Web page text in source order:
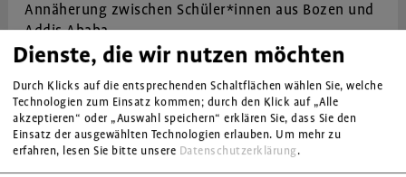
Annäherung zwischen Schüler*innen aus Bozen und
Addis Ababa.
Kolonialismus / Rassismus
Dienste, die wir nutzen möchten
Durch Klicks auf die entsprechenden Schaltflächen wählen Sie, welche
Technologien zum Einsatz kommen; durch den Klick auf „Alle
akzeptieren“ oder „Auswahl speichern“ erklären Sie, dass Sie den
Einsatz der ausgewählten Technologien erlauben. Um mehr zu
erfahren, lesen Sie bitte unsere Datenschutzerklärung.